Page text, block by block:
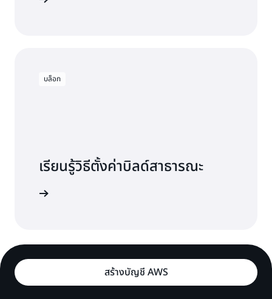
บล็อก
เรียนรู้วิธีตั้งค่าบิลด์สาธารณะ
สร้างบัญชี AWS